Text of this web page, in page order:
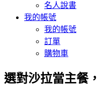
名人說書
我的帳號
我的帳號
訂單
購物車
選對沙拉當主餐